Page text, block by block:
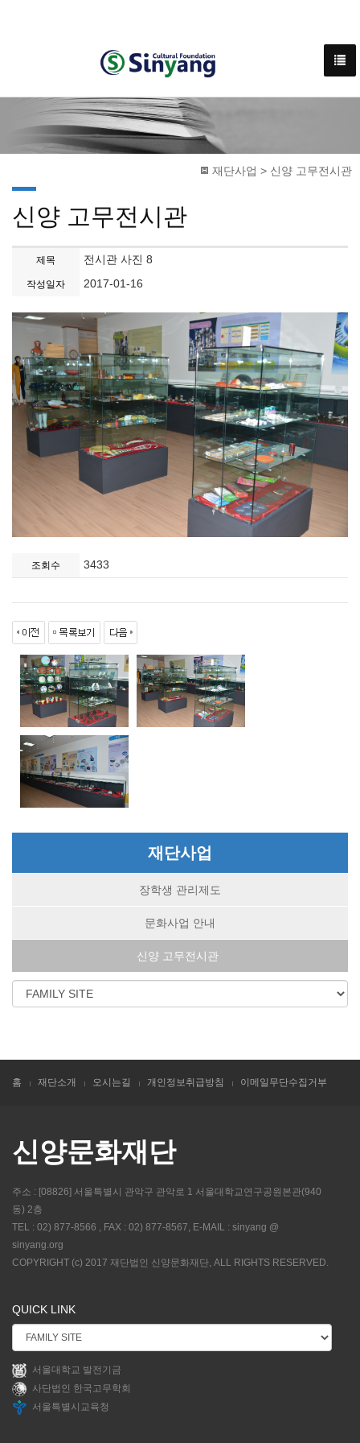
재단사업 > 신양 고무전시관
신양 고무전시관
제목 전시관 사진 8
작성일자 2017-01-16
조회수 3433
재단사업
장학생 관리제도
문화사업 안내
신양 고무전시관
홈 재단소개 오시는길 개인정보취급방침 이메일무단수집거부
신양문화재단
주소 : [08826] 서울특별시 관악구 관악로 1 서울대학교연구공원본관(940
동) 2층
TEL : 02) 877-8566 , FAX : 02) 877-8567, E-MAIL : sinyang @
sinyang.org
COPYRIGHT (c) 2017 재단법인 신양문화재단, ALL RIGHTS RESERVED.
QUICK LINK
서울대학교 발전기금
사단법인 한국고무학회
서울특별시교육청